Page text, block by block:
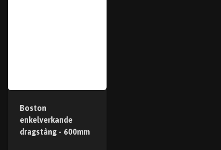
Boston
enkelverkande
dragstång - 600mm